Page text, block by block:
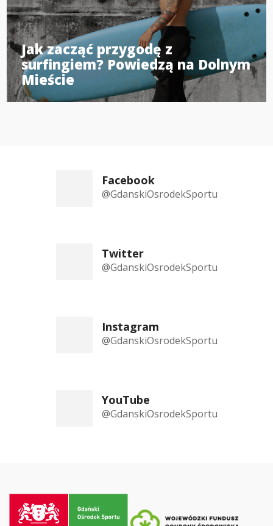
Jak zacząć przygodę z
surfingiem? Powiedzą na Dolnym
Mieście
Facebook
@GdanskiOsrodekSportu
Twitter
@GdanskiOsrodekSportu
Instagram
@GdanskiOsrodekSportu
YouTube
@GdanskiOsrodekSportu
do